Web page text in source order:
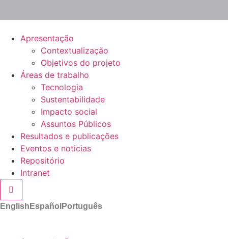
Apresentação
Contextualização
Objetivos do projeto
Áreas de trabalho
Tecnologia
Sustentabilidade
Impacto social
Assuntos Públicos
Resultados e publicações
Eventos e noticias
Repositório
Intranet
Hamburger Toggle Menu
English Español Português